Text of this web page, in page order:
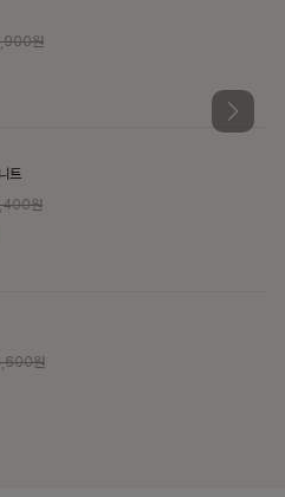
원
트
원
원